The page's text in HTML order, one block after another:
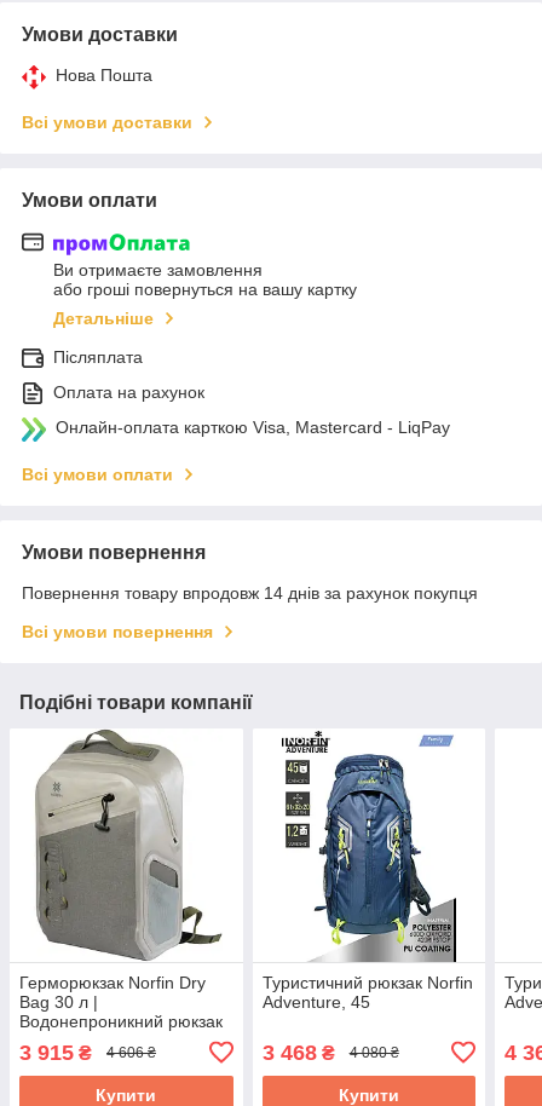
Умови доставки
Нова Пошта
Всі умови доставки
Умови оплати
Ви отримаєте замовлення
або гроші повернуться на вашу картку
Детальніше
Післяплата
Оплата на рахунок
Онлайн-оплата карткою Visa, Mastercard - LiqPay
Всі умови оплати
Умови повернення
Повернення товару впродовж 14 днів за рахунок покупця
Всі умови повернення
Подібні товари компанії
Герморюкзак Norfin Dry
Bag 30 л |
Водонепроникний рюкзак
вологи під час походів,
подорожей, риболовлі
3 915 ₴ 4 606 ₴
Купити
Туристичний рюкзак Norfin
Adventure, 45
3 468₴ 4 080 ₴
Купити
4